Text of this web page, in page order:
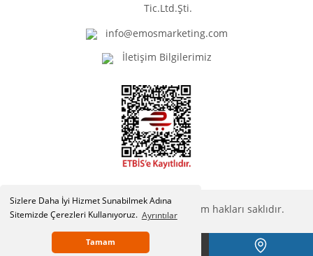
Sizlere Daha İyi Hizmet Sunabilmek Adına
Sitemizde Çerezleri Kullanıyoruz. Ayrıntılar
Tamam
Tic.Ltd.Şti.
info@emosmarketing.com
İletişim Bilgilerimiz
Copyright © Emosmarketing.com. Tüm hakları saklıdır.